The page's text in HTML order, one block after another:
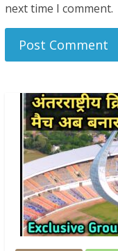
next time I comment.